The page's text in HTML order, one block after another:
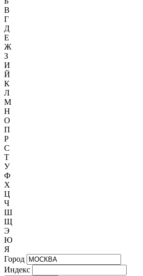
В
Г
Д
Е
Ж
З
И
Й
К
Л
М
Н
О
П
Р
С
Т
У
Ф
Х
Ц
Ч
Ш
Щ
Э
Ю
Я
Город
Индекс